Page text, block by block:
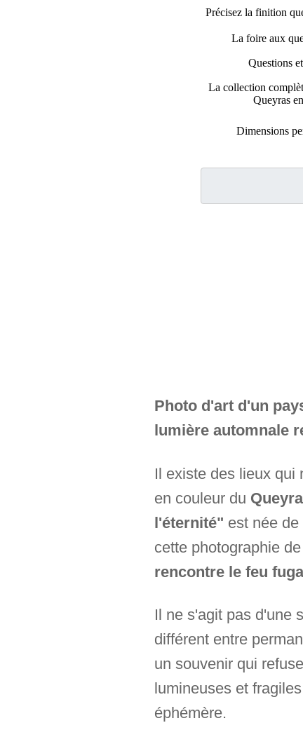
Précisez la finition
La foire aux
Questions
La collection
Queyras
Dimensions
Photo d'art d'un
lumière automnale
Il existe des lieux qui
en couleur du
l'éternité" est née
cette photographie
rencontre le feu
Il ne s'agit pas d'une
différent entre
un souvenir qui
lumineuses et
éphémère.